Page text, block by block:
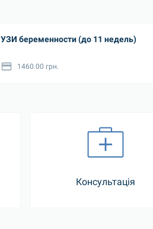
УЗИ беременности (до 11 недель)
1460.00 грн.
Консультація